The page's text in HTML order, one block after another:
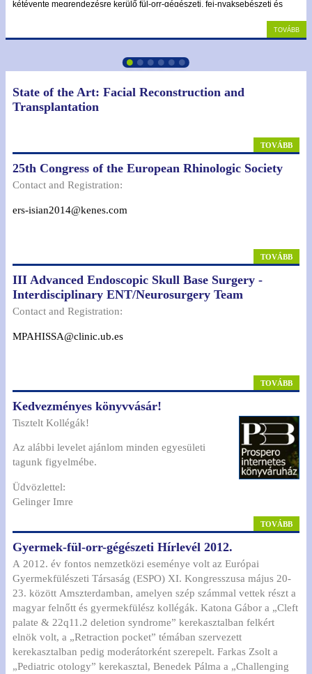
kétévente megrendezésre kerülő fül-orr-gégészeti, fej-nyaksebészeti és
rendezvényeinknek, egyesületünk új vezetése azonban úgy döntött, hogy
2026 októberében visszatérünk a gyönyörű Balaton partjára, Siófokra.
Tovább
State of the Art: Facial Reconstruction and
Transplantation
TOVÁBB
25th Congress of the European Rhinologic Society
Contact and Registration:
ers-isian2014@kenes.com
TOVÁBB
III Advanced Endoscopic Skull Base Surgery -
Interdisciplinary ENT/Neurosurgery Team
Contact and Registration:
MPAHISSA@clinic.ub.es
TOVÁBB
Kedvezményes könyvvásár!
Tisztelt Kollégák!
Az alábbi levelet ajánlom minden egyesületi
tagunk figyelmébe.
Üdvözlettel:
Gelinger Imre
TOVÁBB
Gyermek-fül-orr-gégészeti Hírlevél 2012.
A 2012. év fontos nemzetközi eseménye volt az Európai
Gyermekfülészeti Társaság (ESPO) XI. Kongresszusa május 20-
23. között Amszterdamban, amelyen szép számmal vettek részt a
magyar felnőtt és gyermekfülész kollégák. Katona Gábor a „Cleft
palate & 22q11.2 deletion syndrome” kerekasztalban felkért
elnök volt, a „Retraction pocket” témában szervezett
kerekasztalban pedig moderátorként szerepelt. Farkas Zsolt a
„Pediatric otology” kerekasztal, Benedek Pálma a „Challenging